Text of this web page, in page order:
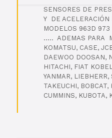
SENSORES DE
Y DE ACELERACIÓN
MODELOS 963D
….. ADEMAS PARA
KOMATSU, CASE,
DAEWOO DOOSAN,
HITACHI, FIAT
YANMAR,
TAKEUCHI, BOBCAT,
CUMMINS,